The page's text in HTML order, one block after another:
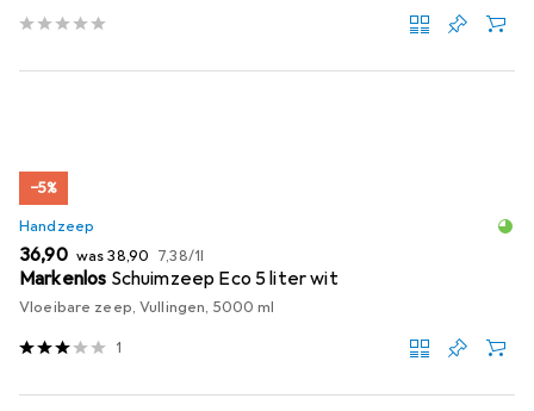
−5%
Handzeep
EUR
36,90 wasEUR
38,90 EUR
7,38/1l
Markenlos Schuimzeep Eco 5 liter wit
Vloeibare zeep, Vullingen, 5000 ml
1